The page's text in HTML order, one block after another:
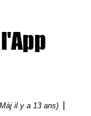
il y a 13 ans)